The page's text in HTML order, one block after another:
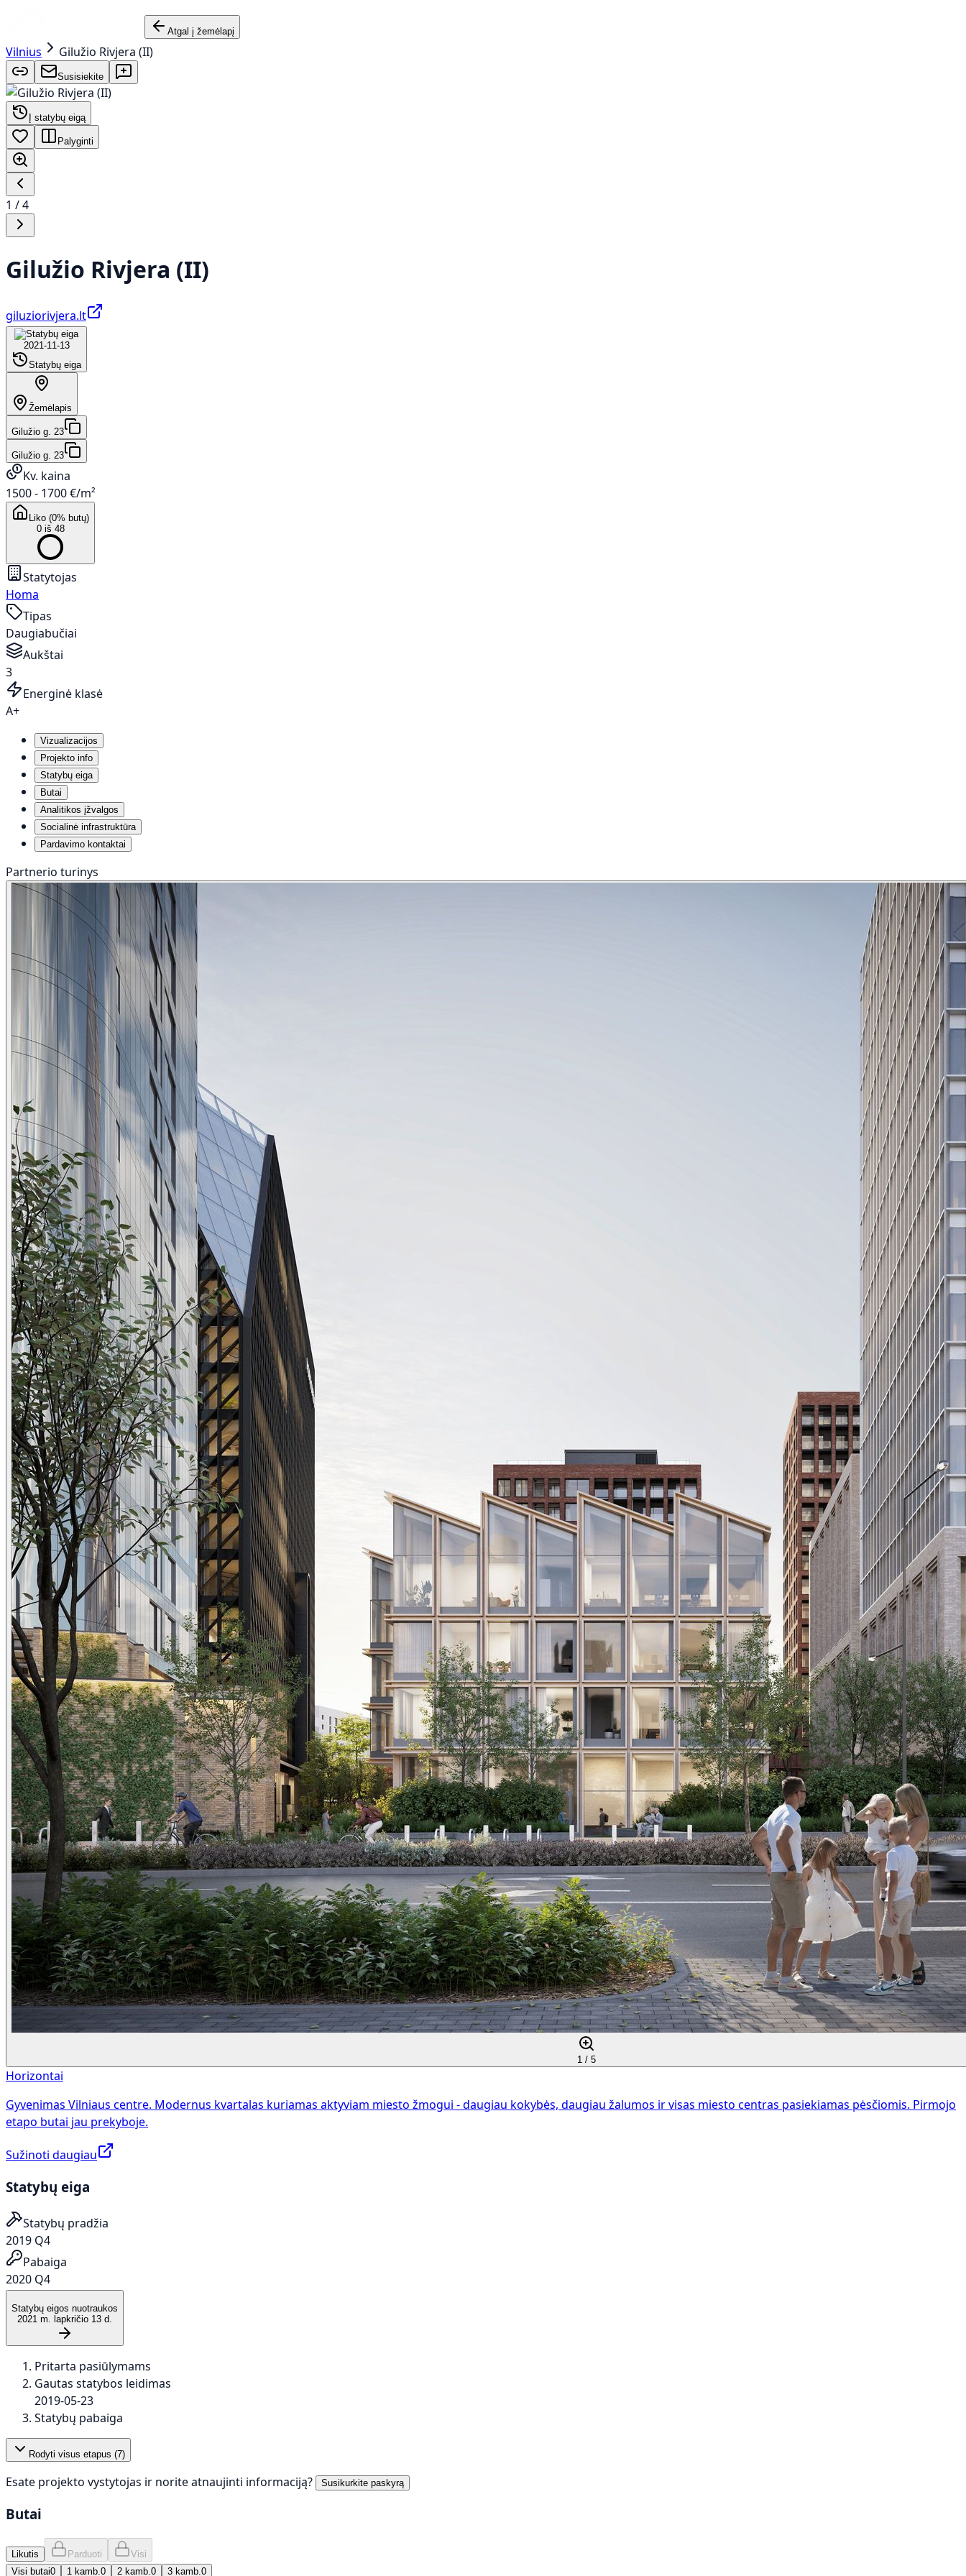
Atgal į žemėlapį
Vilnius Gilužio Rivjera (II)
Susisiekite
Į statybų eigą
Palyginti
1 /4
Gilužio Rivjera (II)
giluziorivjera.lt
2021-11-13
Statybų eiga
Žemėlapis
Gilužio g. 23
Gilužio g. 23
Kv. kaina
1500 - 1700 €/m²
Liko (0% butų)
0 iš 48
Statytojas
Homa
Tipas
Daugiabučiai
Aukštai
3
Energinė klasė
A+
Vizualizacijos
Projekto info
Statybų eiga
Butai
Analitikos įžvalgos
Socialinė infrastruktūra
Pardavimo kontaktai
Partnerio turinys
1 / 5
Horizontai
Gyvenimas Vilniaus centre. Modernus kvartalas kuriamas aktyviam miesto žmogui - daugiau kokybės, daugiau žalumos ir visas miesto centras pasiekiamas pėsčiomis. Pirmojo
etapo butai jau prekyboje.
Sužinoti daugiau
Statybų eiga
Statybų pradžia
2019 Q4
Pabaiga
2020 Q4
Statybų eigos nuotraukos
2021 m. lapkričio 13 d.
Pritarta pasiūlymams
Gautas statybos leidimas
2019-05-23
Statybų pabaiga
Rodyti visus etapus (7)
Esate projekto vystytojas ir norite atnaujinti informaciją? Susikurkite paskyrą
Butai
Likutis Parduoti
Visi
Visi butai0 1 kamb. 0 2 kamb. 0 3 kamb. 0